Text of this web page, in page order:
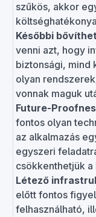
szűkös, akkor
Későbbi
venni azt, hogy
biztonsági, mind
olyan
vonnak maguk
Future-
fontos olyan
az alkalmazás
egyszeri
csökkenthetjük
Létező
előtt fontos
felhasználható,